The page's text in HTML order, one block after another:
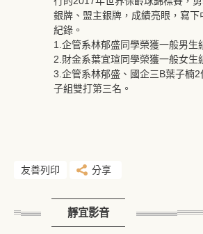
銀牌、盟主銀牌，成績亮眼，寫下
紀錄。
1.企管系林郁盛同學榮獲一般男生
2.財金系葉宜瑄同學榮獲一般女生
3.企管系林郁盛、國企三B葉子楠
子組雙打第三名。
友善列印 分享
靜宜影音